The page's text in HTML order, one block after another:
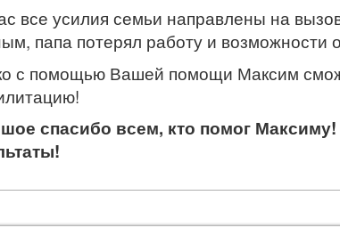
все усилия семьи направлены на
папа потерял работу и возможности
с помощью Вашей помощи Максим
спасибо всем, кто помог